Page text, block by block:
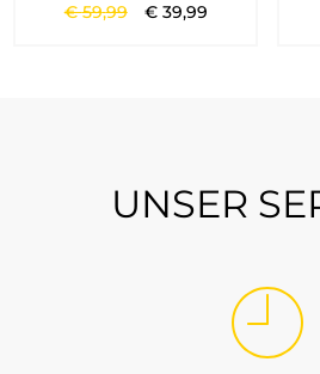
€59,99 € 39,99
UNSER